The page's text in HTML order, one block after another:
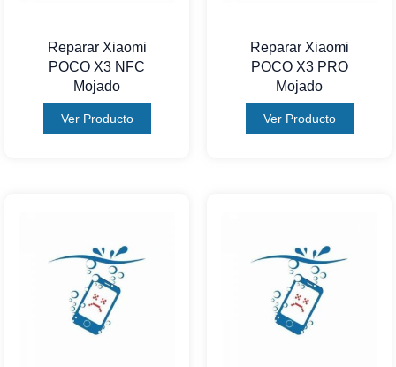
Reparar Xiaomi
POCO X3 NFC
Mojado
Ver Producto
Reparar Xiaomi
POCO X3 PRO
Mojado
Ver Producto